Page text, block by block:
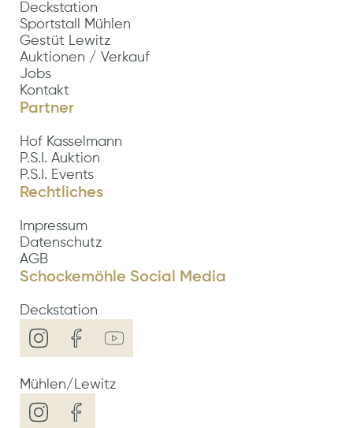
Deckstation
Sportstall Mühlen
Gestüt Lewitz
Auktionen / Verkauf
Jobs
Kontakt
Partner
Hof Kasselmann
P.S.I. Auktion
P.S.I. Events
Rechtliches
Impressum
Datenschutz
AGB
Schockemöhle Social Media
Deckstation
Mühlen/Lewitz